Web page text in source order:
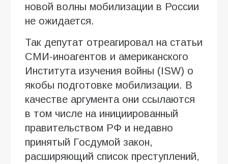
новой волны мобилизации в России
не ожидается.
Так депутат отреагировал на статьи
СМИ-иноагентов и американского
Института изучения войны (ISW) о
якобы подготовке мобилизации. В
качестве аргумента они ссылаются
в том числе на инициированный
правительством РФ и недавно
принятый Госдумой закон,
расширяющий список преступлений,